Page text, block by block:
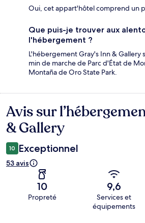
Oui, cet appart'hôtel comprend un
Que puis-je trouver aux
l'hébergement ?
L'hébergement Gray's Inn & Gallery
min de marche de Parc d'État de
Montaña de Oro State Park.
Avis
Avis sur
& Gallery
10 Exceptionnel
53 avis
10
Propreté
9,6
Services et
équipements